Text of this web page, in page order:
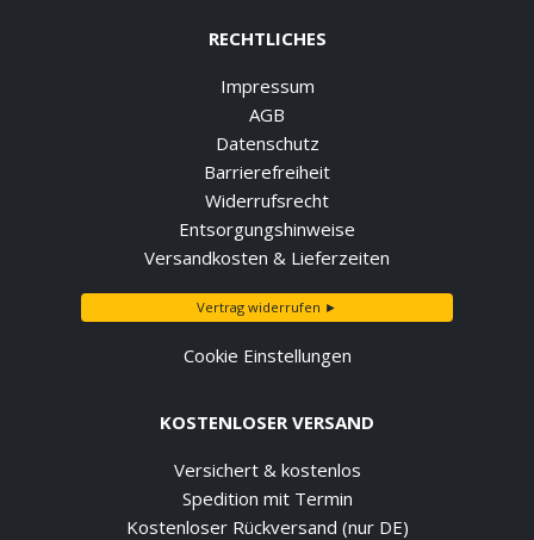
RECHTLICHES
Impressum
AGB
Datenschutz
Barrierefreiheit
Widerrufsrecht
Entsorgungshinweise
Versandkosten & Lieferzeiten
Vertrag widerrufen ►
Cookie Einstellungen
KOSTENLOSER VERSAND
Versichert & kostenlos
Spedition mit Termin
Kostenloser Rückversand (nur DE)